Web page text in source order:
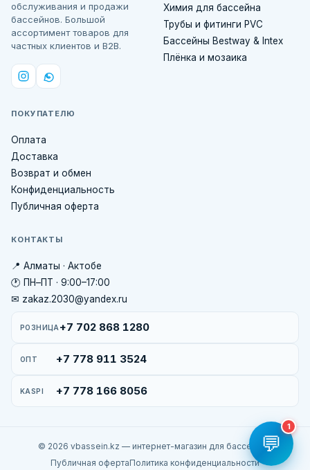
обслуживания и продажи
бассейнов. Большой
ассортимент товаров для
частных клиентов и B2B.
Химия для бассейна
Трубы и фитинги PVC
Бассейны Bestway & Intex
Плёнка и мозаика
ПОКУПАТЕЛЮ
Оплата
Доставка
Возврат и обмен
Конфиденциальность
Публичная оферта
КОНТАКТЫ
📍 Алматы · Актобе
🕐 ПН–ПТ · 9:00–17:00
✉ zakaz.2030@yandex.ru
РОЗНИЦА +7 702 868 1280
ОПТ +7 778 911 3524
KASPI +7 778 166 8056
© 2026 vbassein.kz — интернет-магазин для бассейнов
Публичная офертаПолитика конфиденциальности
💬
1